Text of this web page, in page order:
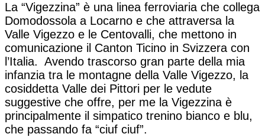
La “Vigezzina” è una linea ferroviaria che collega
Domodossola a Locarno e che attraversa la
Valle Vigezzo e le Centovalli, che mettono in
comunicazione il Canton Ticino in Svizzera con
l’Italia. Avendo trascorso gran parte della mia
infanzia tra le montagne della Valle Vigezzo, la
cosiddetta Valle dei Pittori per le vedute
suggestive che offre, per me la Vigezzina è
principalmente il simpatico trenino bianco e blu,
che passando fa “ciuf ciuf”.